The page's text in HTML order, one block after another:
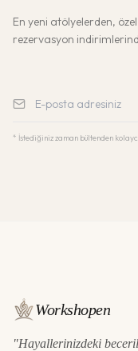
En yeni atölyelerden,
rezervasyon
* İstediğiniz zaman bültenden
Workshopen
"Hayallerinizdeki